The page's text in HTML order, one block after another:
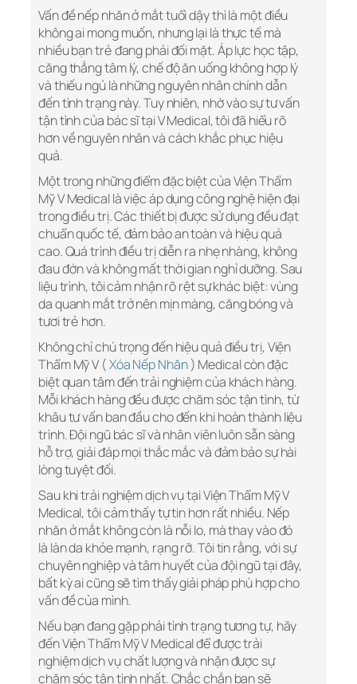
Vấn đề nếp nhăn ở mắt tuổi dậy thì là một điều
không ai mong muốn, nhưng lại là thực tế mà
nhiều bạn trẻ đang phải đối mặt. Áp lực học tập,
căng thẳng tâm lý, chế độ ăn uống không hợp lý
và thiếu ngủ là những nguyên nhân chính dẫn
đến tình trạng này. Tuy nhiên, nhờ vào sự tư vấn
tận tình của bác sĩ tại V Medical, tôi đã hiểu rõ
hơn về nguyên nhân và cách khắc phục hiệu
quả.
Một trong những điểm đặc biệt của Viện Thẩm
Mỹ V Medical là việc áp dụng công nghệ hiện đại
trong điều trị. Các thiết bị được sử dụng đều đạt
chuẩn quốc tế, đảm bảo an toàn và hiệu quả
cao. Quá trình điều trị diễn ra nhẹ nhàng, không
đau đớn và không mất thời gian nghỉ dưỡng. Sau
liệu trình, tôi cảm nhận rõ rệt sự khác biệt: vùng
da quanh mắt trở nên mịn màng, căng bóng và
tươi trẻ hơn.
Không chỉ chú trọng đến hiệu quả điều trị, Viện
Thẩm Mỹ V (Xóa Nếp Nhăn) Medical còn đặc
biệt quan tâm đến trải nghiệm của khách hàng.
Mỗi khách hàng đều được chăm sóc tận tình, từ
khâu tư vấn ban đầu cho đến khi hoàn thành liệu
trình. Đội ngũ bác sĩ và nhân viên luôn sẵn sàng
hỗ trợ, giải đáp mọi thắc mắc và đảm bảo sự hài
lòng tuyệt đối.
Sau khi trải nghiệm dịch vụ tại Viện Thẩm Mỹ V
Medical, tôi cảm thấy tự tin hơn rất nhiều. Nếp
nhăn ở mắt không còn là nỗi lo, mà thay vào đó
là làn da khỏe mạnh, rạng rỡ. Tôi tin rằng, với sự
chuyên nghiệp và tâm huyết của đội ngũ tại đây,
bất kỳ ai cũng sẽ tìm thấy giải pháp phù hợp cho
vấn đề của mình.
Nếu bạn đang gặp phải tình trạng tương tự, hãy
đến Viện Thẩm Mỹ V Medical để được trải
nghiệm dịch vụ chất lượng và nhận được sự
chăm sóc tận tình nhất. Chắc chắn bạn sẽ